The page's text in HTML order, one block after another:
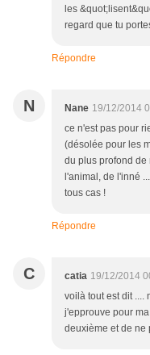
les
regard que tu
Répondre
N Nane 19/12/2014
ce n'est pas pour
(désolée pour les
du plus profond de
l'animal, de l'inné
tous cas !
Répondre
C catia 19/12/2014
voilà tout est dit ....
j'epprouve pour
deuxième et de ne